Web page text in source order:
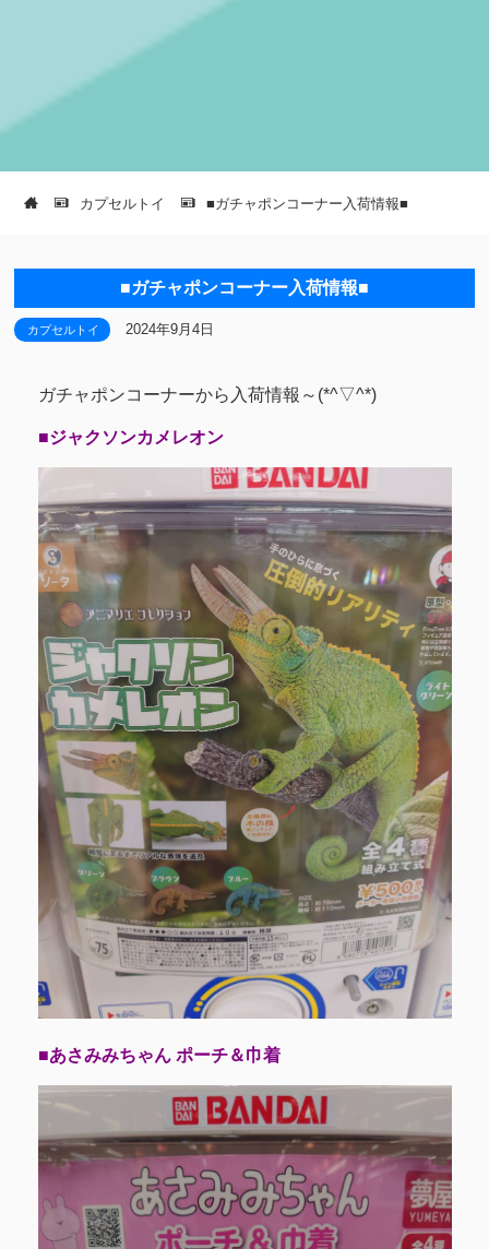
カプセルトイ ■ガチャポンコーナー入荷情報■
■ガチャポンコーナー入荷情報■
カプセルトイ 2024年9月4日
ガチャポンコーナーから入荷情報～(*^▽^*)
■ジャクソンカメレオン
■あさみみちゃん ポーチ＆巾着